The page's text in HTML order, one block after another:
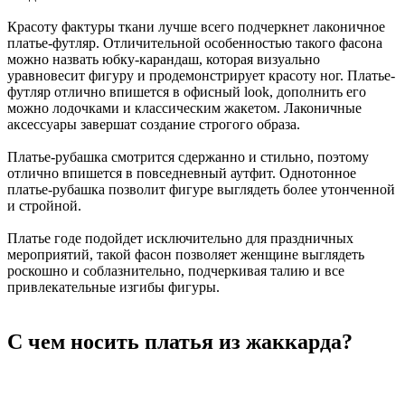
Красоту фактуры ткани лучше всего подчеркнет лаконичное
платье-футляр. Отличительной особенностью такого фасона
можно назвать юбку-карандаш, которая визуально
уравновесит фигуру и продемонстрирует красоту ног. Платье-
футляр отлично впишется в офисный look, дополнить его
можно лодочками и классическим жакетом. Лаконичные
аксессуары завершат создание строгого образа.
Платье-рубашка смотрится сдержанно и стильно, поэтому
отлично впишется в повседневный аутфит. Однотонное
платье-рубашка позволит фигуре выглядеть более утонченной
и стройной.
Платье годе подойдет исключительно для праздничных
мероприятий, такой фасон позволяет женщине выглядеть
роскошно и соблазнительно, подчеркивая талию и все
привлекательные изгибы фигуры.
С чем носить платья из жаккарда?